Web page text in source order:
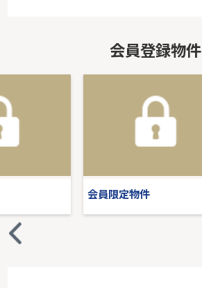
会員登録物件
会員限定物件